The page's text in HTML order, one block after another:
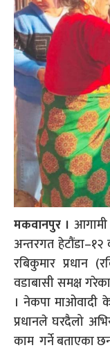
मकवानपुर । आगामी
अन्तरगत हेटौंडा–१२
रबिकुमार प्रधान
वडाबासी समक्ष
। नेकपा माओवादी
प्रधानले घरदैलो
काम गर्ने बताएका